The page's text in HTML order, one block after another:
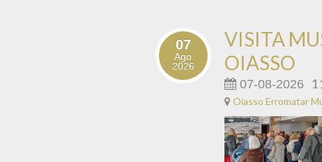
EXPOSICIÓN "ARS FATUM" 17/07/2026 -
27/09/2026 "Ars Fatum - Personas que
hablan", se trata de una colección que combina
diseño y artesanía en máscaras
personalizadas que reflejan las distintas
07
Ago
2026
VISITA
OIASSO
07-08-2026
Oiasso Erromatar